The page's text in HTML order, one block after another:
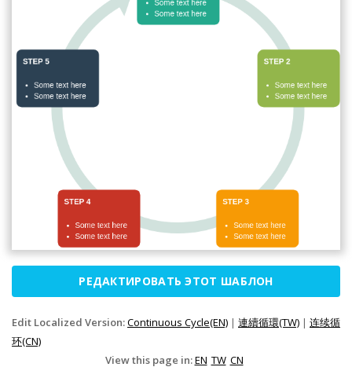
РЕДАКТИРОВАТЬ ЭТОТ ШАБЛОН
Edit Localized Version:Continuous Cycle(EN) | 連續循環(TW) | 连续循
环(CN)
View this page in:EN TW CN